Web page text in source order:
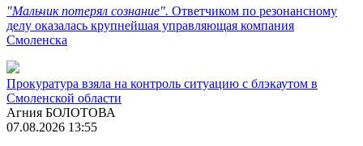
"Мальчик потерял сознание". Ответчиком по резонансному
делу оказалась крупнейшая управляющая компания
Смоленска
Прокуратура взяла на контроль ситуацию с блэкаутом в
Смоленской области
Агния БОЛОТОВА
07.08.2026 13:55